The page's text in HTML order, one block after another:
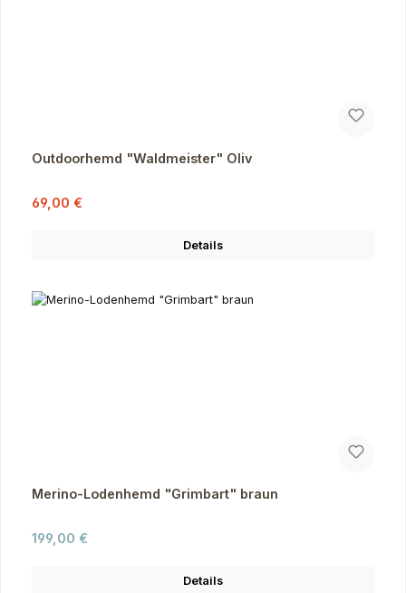
Outdoorhemd "Waldmeister" Oliv
Verkaufspreis:
69,00 €
Details
Merino-Lodenhemd "Grimbart" braun
Regulärer Preis:
199,00 €
Details